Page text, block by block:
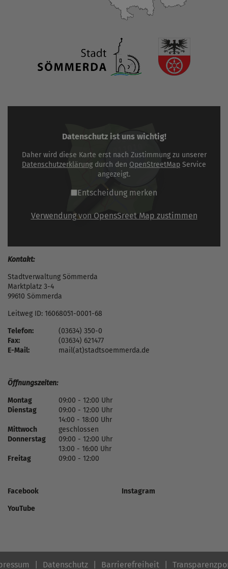
Datenschutz ist uns wichtig!
Daher wird diese Karte erst nach Zustimmung zu unserer
Datenschutzerklärung durch den OpenStreetMap Service
angezeigt.
Entscheidung merken
Verwendung von OpensSreet Map zustimmen
Kontakt:
Stadtverwaltung Sömmerda
Marktplatz 3-4
99610 Sömmerda
Leitweg ID: 16068051-0001-68
Telefon:
(03634) 350-0
Fax:
(03634) 621477
E-Mail:
mail(at)stadtsoemmerda.de
Öffnungszeiten:
Montag
09:00 - 12:00 Uhr
Dienstag
09:00 - 12:00 Uhr
14:00 - 18:00 Uhr
Mittwoch
geschlossen
Donnerstag
09:00 - 12:00 Uhr
13:00 - 16:00 Uhr
Freitag
09:00 - 12:00
Facebook
Instagram
YouTube
Datenschutz Barrierefreiheit